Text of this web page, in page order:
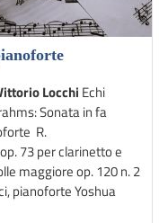
Locchi Echi
Sonata in fa
R.
73 per clarinetto e
maggiore op. 120 n. 2
pianoforte Yoshua